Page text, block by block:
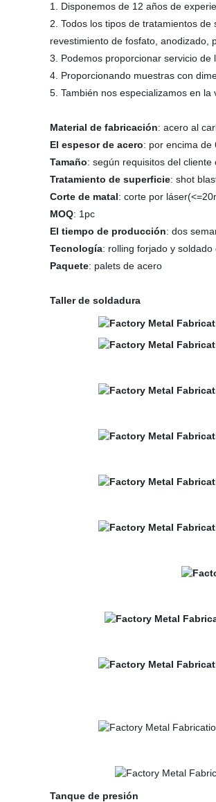
1. Disponemos de 12 años de
2. Todos los tipos de tratamientos
revestimiento de fosfato, anodizado,
3. Podemos proporcionar servicio
4. Proporcionando muestras con
5. También nos especializamos en
Material de fabricación: acero al
El espesor de acero: por encima de
Tamaño: según requisitos del cliente
Tratamiento de superficie: shot
Corte de matal: corte por
MOQ: 1pc
El tiempo de producción: dos
Tecnología: rolling forjado y soldado
Paquete: palets de acero
Taller de soldadura
Tanque de presión